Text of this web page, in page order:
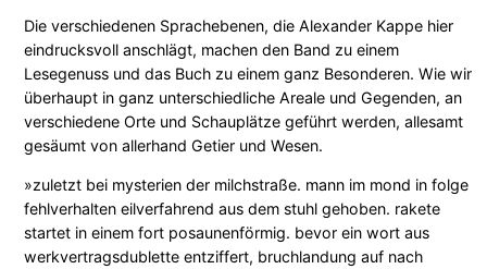
Die verschiedenen Sprachebenen, die Alexander Kappe hier
eindrucksvoll anschlägt, machen den Band zu einem
Lesegenuss und das Buch zu einem ganz Besonderen. Wie wir
überhaupt in ganz unterschiedliche Areale und Gegenden, an
verschiedene Orte und Schauplätze geführt werden, allesamt
gesäumt von allerhand Getier und Wesen.
»zuletzt bei mysterien der milchstraße. mann im mond in folge
fehlverhalten eilverfahrend aus dem stuhl gehoben. rakete
startet in einem fort posaunenförmig. bevor ein wort aus
werkvertragsdublette entziffert, bruchlandung auf nach